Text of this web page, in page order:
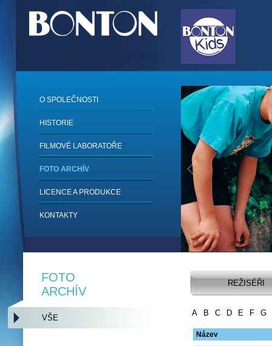
1/6
O SPOLEČNOSTI
HISTORIE
FILMOVÉ LABORATOŘE
FOTO ARCHÍV
LICENCE A PRODUKCE
KONTAKTY
REŽISÉŘI
A B C D E F G
Název
FOTO
ARCHÍV
VŠE